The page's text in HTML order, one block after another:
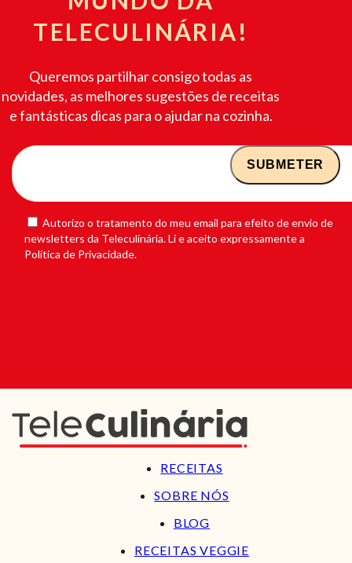
TELECULINÁRIA!
Queremos partilhar consigo todas as
novidades, as melhores sugestões de receitas
e fantásticas dicas para o ajudar na cozinha.
Autorizo o tratamento do meu email para efeito de envio de
newsletters da Teleculinária. Li e aceito expressamente a
Política de Privacidade.
RECEITAS
SOBRE NÓS
BLOG
RECEITAS VEGGIE